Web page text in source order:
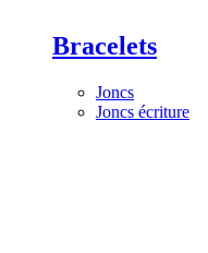
Bracelets
Joncs
Joncs écriture